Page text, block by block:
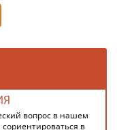
вопрос в нашем
в